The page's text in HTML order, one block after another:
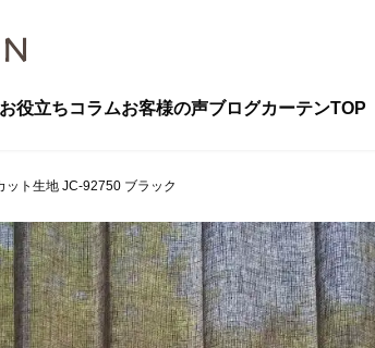
お役立ちコラムお客様の声ブログカーテンTOP
ット生地 JC-92750 ブラック